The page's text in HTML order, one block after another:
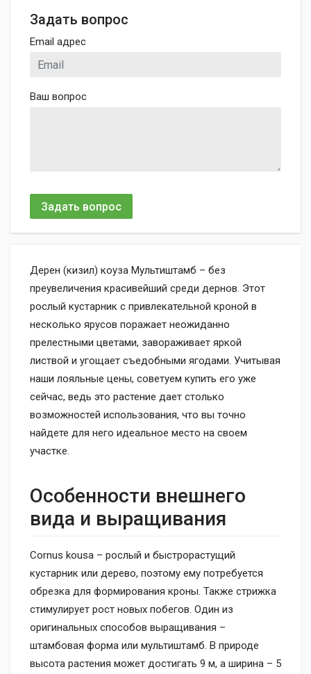
Задать вопрос
Email адрес
Ваш вопрос
Задать вопрос
Дерен (кизил) коуза Мультиштамб – без
преувеличения красивейший среди дернов. Этот
рослый кустарник с привлекательной кроной в
несколько ярусов поражает неожиданно
прелестными цветами, завораживает яркой
листвой и угощает съедобными ягодами. Учитывая
наши лояльные цены, советуем купить его уже
сейчас, ведь это растение дает столько
возможностей использования, что вы точно
найдете для него идеальное место на своем
участке.
Особенности внешнего
вида и выращивания
Cornus kousa – рослый и быстрорастущий
кустарник или дерево, поэтому ему потребуется
обрезка для формирования кроны. Также стрижка
стимулирует рост новых побегов. Один из
оригинальных способов выращивания –
штамбовая форма или мультиштамб. В природе
высота растения может достигать 9 м, а ширина – 5